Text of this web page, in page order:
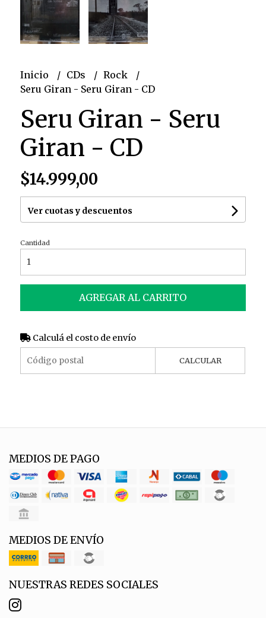
Inicio CDs
Rock
Seru Giran - Seru Giran - CD
Seru Giran - Seru
Giran - CD
$14.999,00
Ver cuotas y descuentos
Cantidad
AGREGAR AL CARRITO
Calculá el costo de envío
CALCULAR
MEDIOS DE PAGO
MEDIOS DE ENVÍO
NUESTRAS REDES SOCIALES